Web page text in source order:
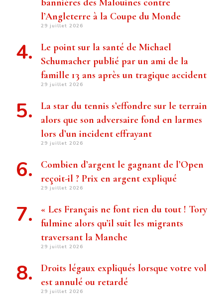
l’Angleterre à la Coupe du Monde
29 juillet 2026
Le point sur la santé de Michael
Schumacher publié par un ami de la
famille 13 ans après un tragique accident
29 juillet 2026
La star du tennis s’effondre sur le terrain
alors que son adversaire fond en larmes
lors d’un incident effrayant
29 juillet 2026
Combien d’argent le gagnant de l’Open
reçoit-il ? Prix ​​en argent expliqué
29 juillet 2026
« Les Français ne font rien du tout ! Tory
fulmine alors qu’il suit les migrants
traversant la Manche
29 juillet 2026
Droits légaux expliqués lorsque votre vol
est annulé ou retardé
29 juillet 2026